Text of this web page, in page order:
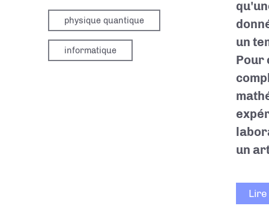
physique quantique
informatique
un
Pour
un